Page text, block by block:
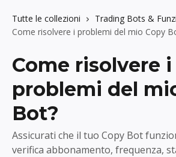
Tutte le collezioni Trading Bots &
Come risolvere i problemi del mio Copy
Come risolvere i
problemi del
Bot?
Assicurati che il tuo Copy Bot
verifica abbonamento, frequenza,